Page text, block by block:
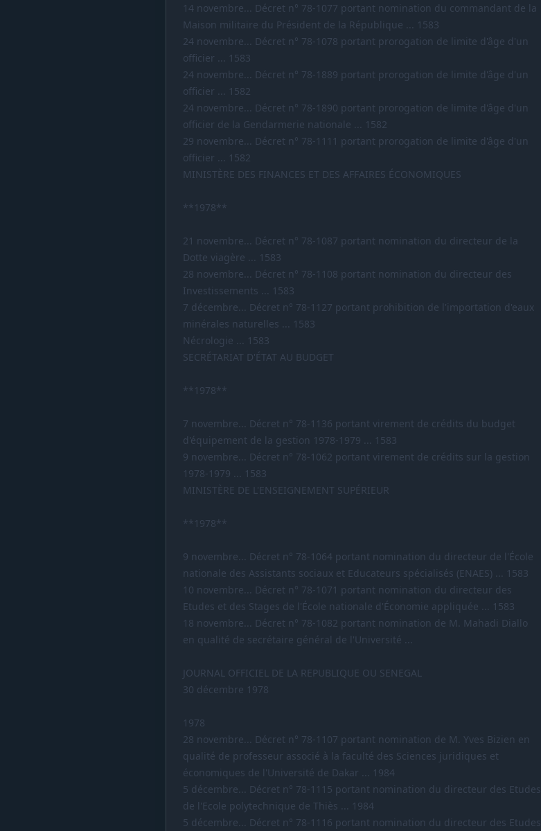
14 novembre... Décret n° 78-1077 portant nomination du commandant de la
Maison militaire du Président de la République ... 1583
24 novembre... Décret n° 78-1078 portant prorogation de limite d'âge d'un
officier ... 1583
24 novembre... Décret n° 78-1889 portant prorogation de limite d'âge d'un
officier ... 1582
24 novembre... Décret n° 78-1890 portant prorogation de limite d'âge d'un
officier de la Gendarmerie nationale ... 1582
29 novembre... Décret n° 78-1111 portant prorogation de limite d'âge d'un
officier ... 1582
MINISTÈRE DES FINANCES ET DES AFFAIRES ÉCONOMIQUES
**1978**
21 novembre... Décret n° 78-1087 portant nomination du directeur de la
Dotte viagère ... 1583
28 novembre... Décret n° 78-1108 portant nomination du directeur des
Investissements ... 1583
7 décembre... Décret n° 78-1127 portant prohibition de l'importation d'eaux
minérales naturelles ... 1583
Nécrologie ... 1583
SECRÉTARIAT D'ÉTAT AU BUDGET
**1978**
7 novembre... Décret n° 78-1136 portant virement de crédits du budget
d'équipement de la gestion 1978-1979 ... 1583
9 novembre... Décret n° 78-1062 portant virement de crédits sur la gestion
1978-1979 ... 1583
MINISTÈRE DE L'ENSEIGNEMENT SUPÉRIEUR
**1978**
9 novembre... Décret n° 78-1064 portant nomination du directeur de l'École
nationale des Assistants sociaux et Educateurs spécialisés (ENAES) ... 1583
10 novembre... Décret n° 78-1071 portant nomination du directeur des
Etudes et des Stages de l'École nationale d'Économie appliquée ... 1583
18 novembre... Décret n° 78-1082 portant nomination de M. Mahadi Diallo
en qualité de secrétaire général de l'Université ...
JOURNAL OFFICIEL DE LA REPUBLIQUE OU SENEGAL
30 décembre 1978
1978
28 novembre... Décret n° 78-1107 portant nomination de M. Yves Bizien en
qualité de professeur associé à la faculté des Sciences juridiques et
économiques de l'Université de Dakar ... 1984
5 décembre... Décret n° 78-1115 portant nomination du directeur des Etudes
de l'Ecole polytechnique de Thiès ... 1984
5 décembre... Décret n° 78-1116 portant nomination du directeur des Etudes